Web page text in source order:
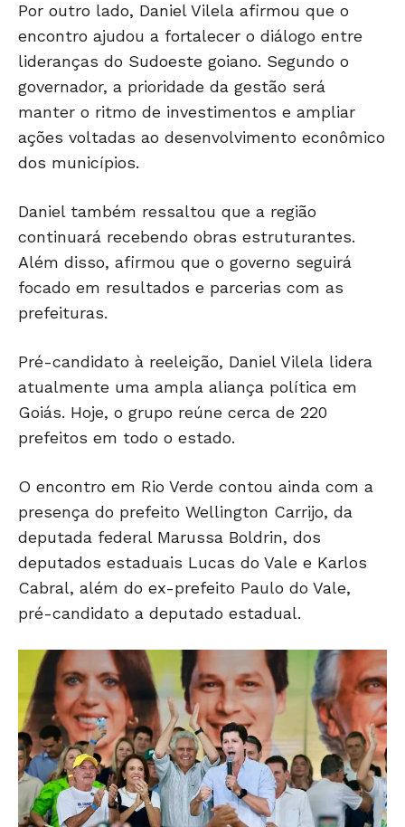
Por outro lado, Daniel Vilela afirmou que o
encontro ajudou a fortalecer o diálogo entre
lideranças do Sudoeste goiano. Segundo o
governador, a prioridade da gestão será
manter o ritmo de investimentos e ampliar
ações voltadas ao desenvolvimento econômico
dos municípios.
Daniel também ressaltou que a região
continuará recebendo obras estruturantes.
Além disso, afirmou que o governo seguirá
focado em resultados e parcerias com as
prefeituras.
Pré-candidato à reeleição, Daniel Vilela lidera
atualmente uma ampla aliança política em
Goiás. Hoje, o grupo reúne cerca de 220
prefeitos em todo o estado.
O encontro em Rio Verde contou ainda com a
presença do prefeito Wellington Carrijo, da
deputada federal Marussa Boldrin, dos
deputados estaduais Lucas do Vale e Karlos
Cabral, além do ex-prefeito Paulo do Vale,
pré-candidato a deputado estadual.